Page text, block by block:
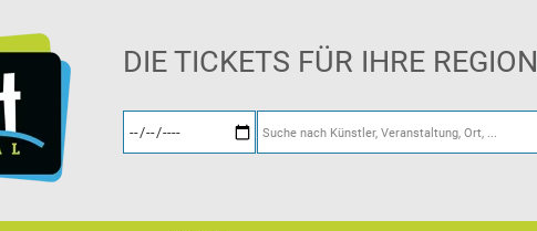
DIE TICKETS FÜR IHRE REGION